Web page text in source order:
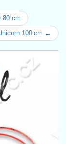
80 cm
100 cm →